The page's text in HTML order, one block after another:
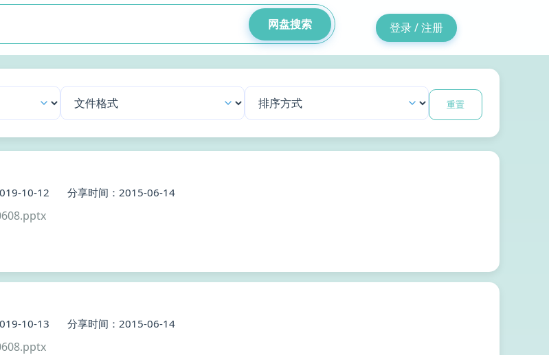
网盘搜索 登录 / 注册
重置
10-12 分享时间：2015-06-14
10-13 分享时间：2015-06-14